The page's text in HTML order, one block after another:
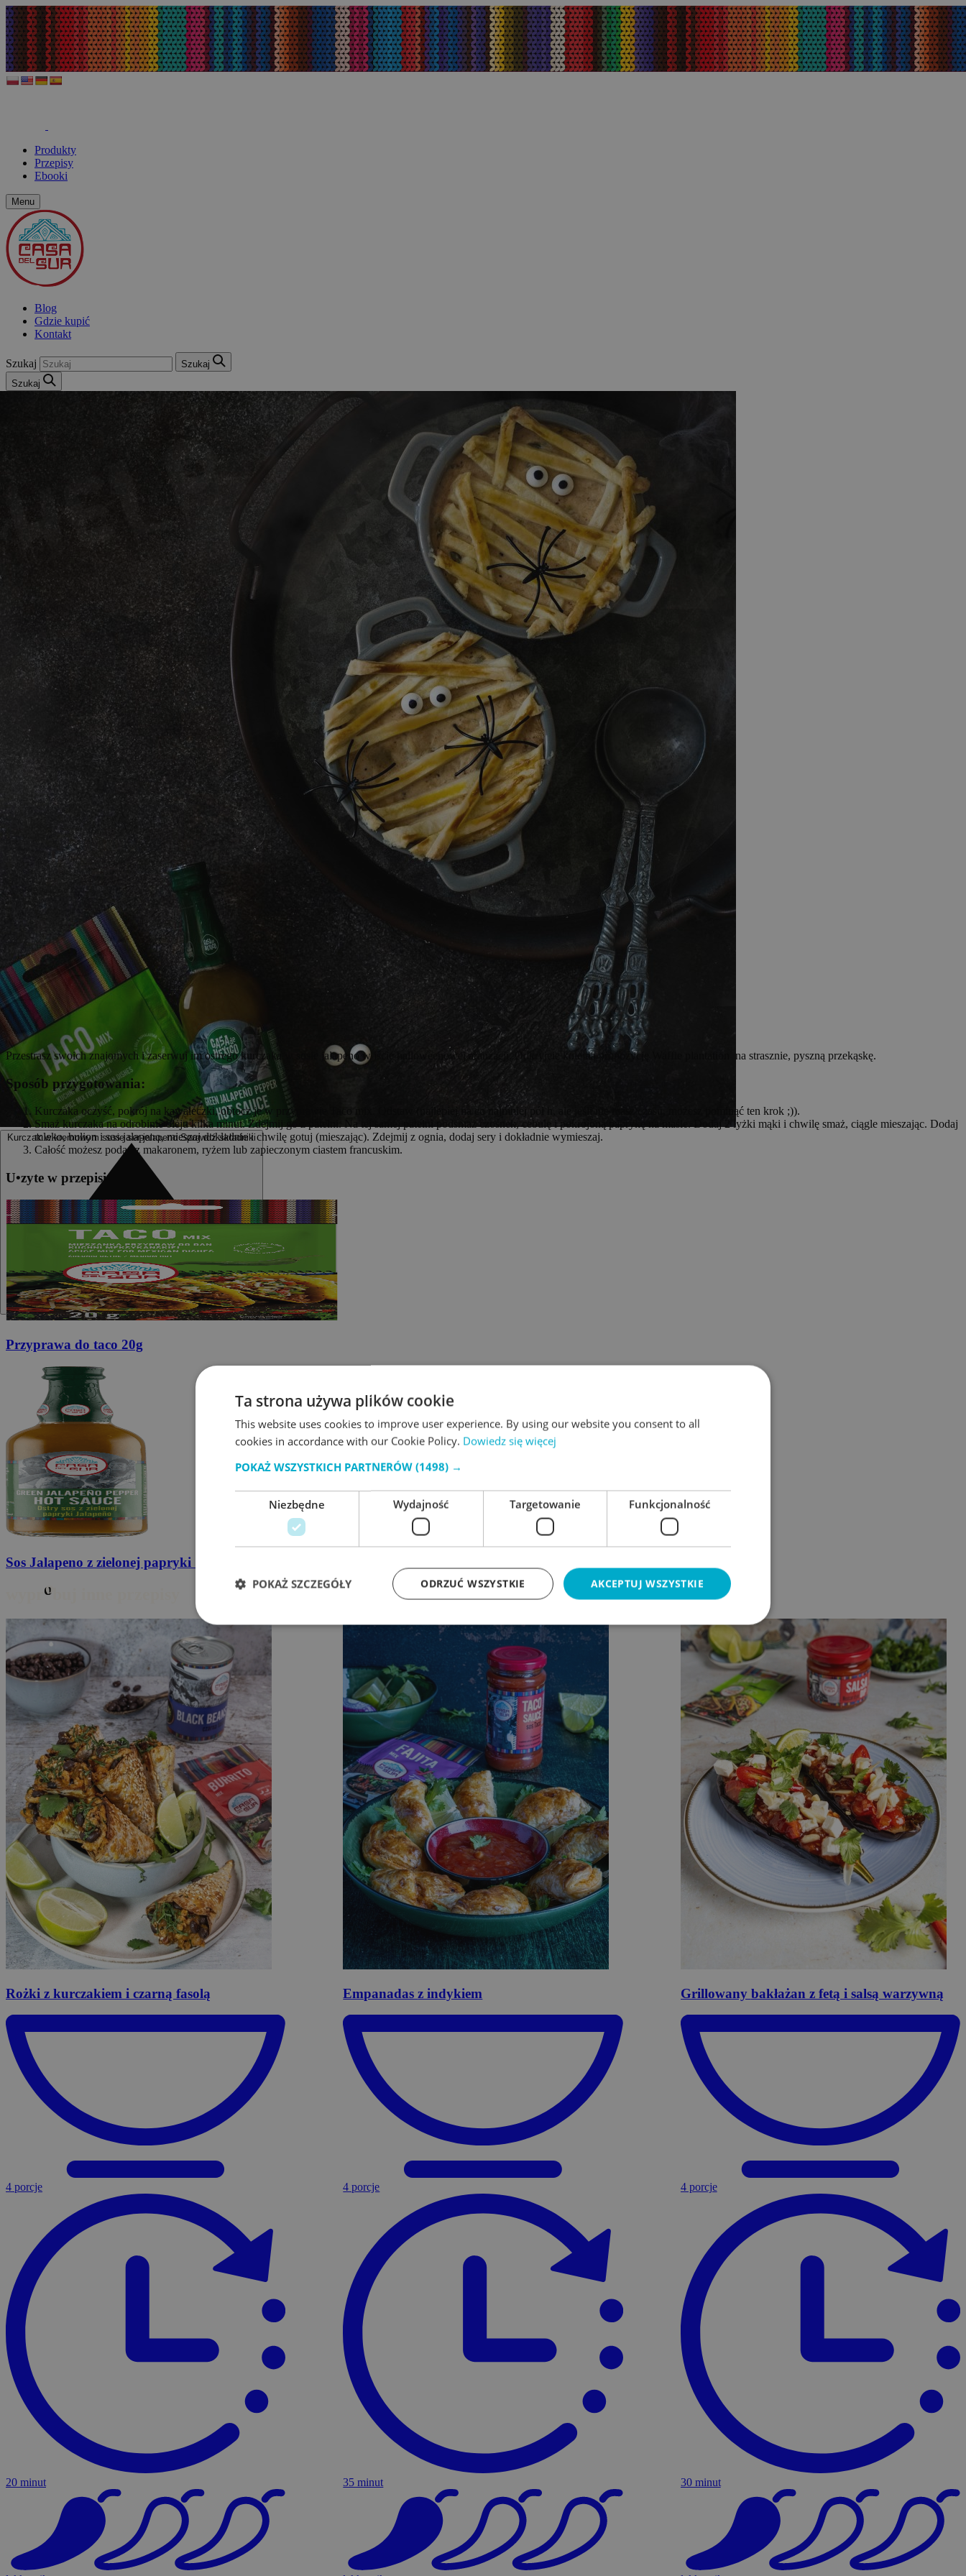
Produkty
Przepisy
Ebooki
Menu
Blog
Gdzie kupić
Kontakt
Szukaj
Szukaj
Szukaj
Kurczak w kremowym sosie ser-jalapeno Sprawdź składniki
Przestrasz swoich znajomych i zaserwuj im ostrego kurczaka w sosie jalapeno w iście halloweenowej aranżacji. Odkryjcie kolejną propozycję Waffle plantation na strasznie, pyszną przekąskę.
Sposób przygotowania:
Kurczaka oczyść, pokrój na kawałeczki, obtocz je w przyprawie Taco mix. Odstaw (najlepiej na co najmniej pół h, ale jeśli nie masz czasu, możesz pominąć ten krok ;)).
Smaż kurczaka na odrobinie oleju kilka minut. Zdejmij go z patelni. Na tej samej patelni podsmaż czosnek, cebulę i pokrojoną paprykę na maśle. Dodaj 2 łyżki mąki i chwilę smaż, ciągle mieszając. Dodaj
mleko, bulion i sos jalapeno, mieszaj dokładnie i chwilę gotuj (mieszając). Zdejmij z ognia, dodaj sery i dokładnie wymieszaj.
Całość możesz podać z makaronem, ryżem lub zapieczonym ciastem francuskim.
U•zyte w przepisie
Przyprawa do taco 20g
Sos Jalapeno z zielonej papryki 100g
o
Rożki z kurczakiem i czarną fasolą
4 porcje
20 minut
Empanadasz indykiem
4 porcje
35 minut
Grillowany bakłażan z fetą i salsą warzywną
4 porcje
30 minut
Ta strona używa plików cookie
This website uses cookies to improve user experience. By using our website you consent to all
cookies in accordance with our Cookie Policy. Dowiedz się więcej
POKAŻ WSZYSTKICH PARTNERÓW (1498) →
Niezbędne Wydajność Targetowanie Funkcjonalność
AKCEPTUJ WSZYSTKIE
ODRZUĆ WSZYSTKIE
POKAŻ SZCZEGÓŁY